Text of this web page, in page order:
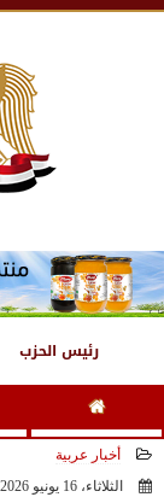
رئيس الحزب
أخبار عربية
الثلاثاء، 16 يونيو 2026